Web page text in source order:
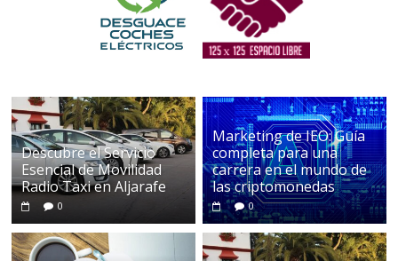
Descubre el Servicio
Esencial de Movilidad
Radio Taxi en Aljarafe
0
Marketing de IEO: Guía
completa para una
carrera en el mundo de
las criptomonedas
0